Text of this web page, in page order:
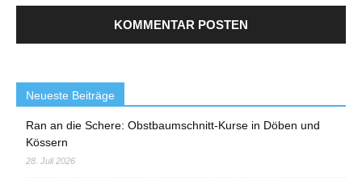
Neueste Beiträge
Ran an die Schere: Obstbaumschnitt-Kurse in Döben und
Kössern
28. Juli 2026